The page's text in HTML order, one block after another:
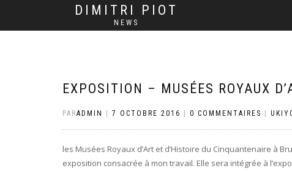
DIMITRI PIOT
NEWS
EXPOSITION – MUSÉES ROYAUX
PARADMIN 7 OCTOBRE 2016 0 COMMENTAIRES
les Musées Royaux d’Art et d’Histoire du Cinquantenaire à
exposition consacrée à mon travail. Elle sera intégrée à